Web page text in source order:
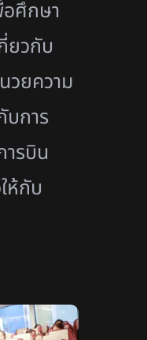
ศึกษา
ยวกับ
วยความ
บการ
ารบิน
ห้กับ